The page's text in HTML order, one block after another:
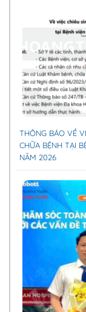
THÔNG BÁO VỀ
CHỮA BỆNH TẠI
NĂM 2026